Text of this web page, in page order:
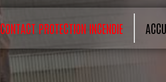
CONTACT PROTECTION INCENDIE